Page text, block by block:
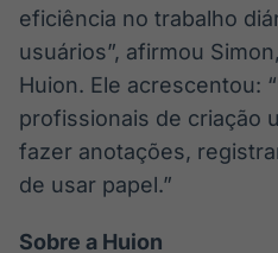
eficiência no trabalho
usuários”, afirmou
Huion. Ele acrescentou:
profissionais de criação
fazer anotações,
de usar papel.”
Sobre a Huion